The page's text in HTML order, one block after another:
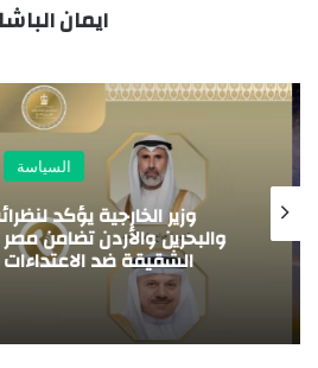
ايمان الباشا
السياسة
وزير الخارجية يؤكد
والبحرين والأردن تضامن
الشقيقة ضد الاعتداءات